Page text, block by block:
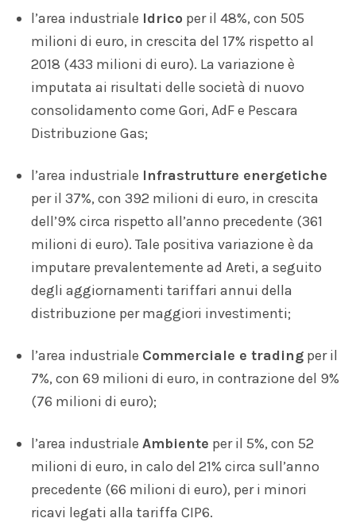
l’area industriale Idrico per il 48%, con 505
milioni di euro, in crescita del 17% rispetto al
2018 (433 milioni di euro). La variazione è
imputata ai risultati delle società di nuovo
consolidamento come Gori, AdF e Pescara
Distribuzione Gas;
l’area industriale Infrastrutture energetiche
per il 37%, con 392 milioni di euro, in crescita
dell’9% circa rispetto all’anno precedente (361
milioni di euro). Tale positiva variazione è da
imputare prevalentemente ad Areti, a seguito
degli aggiornamenti tariffari annui della
distribuzione per maggiori investimenti;
l’area industriale Commerciale e trading per il
7%, con 69 milioni di euro, in contrazione del 9%
(76 milioni di euro);
l’area industriale Ambiente per il 5%, con 52
milioni di euro, in calo del 21% circa sull’anno
precedente (66 milioni di euro), per i minori
ricavi legati alla tariffa CIP6.